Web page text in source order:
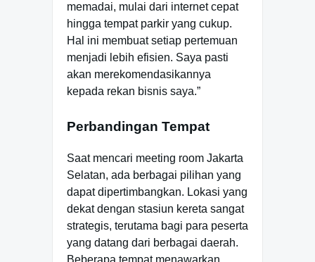
memadai, mulai dari internet cepat
hingga tempat parkir yang cukup.
Hal ini membuat setiap pertemuan
menjadi lebih efisien. Saya pasti
akan merekomendasikannya
kepada rekan bisnis saya.”
Perbandingan Tempat
Saat mencari meeting room Jakarta
Selatan, ada berbagai pilihan yang
dapat dipertimbangkan. Lokasi yang
dekat dengan stasiun kereta sangat
strategis, terutama bagi para peserta
yang datang dari berbagai daerah.
Beberapa tempat menawarkan